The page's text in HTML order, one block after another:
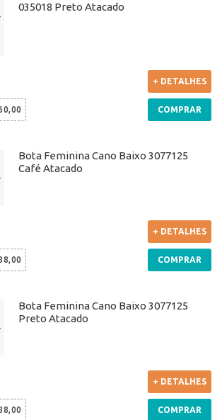
035018 Preto Atacado
+ DETALHES
COMPRAR
Bota Feminina Cano Baixo 3077125
Café Atacado
+ DETALHES
COMPRAR
Bota Feminina Cano Baixo 3077125
Preto Atacado
+ DETALHES
COMPRAR